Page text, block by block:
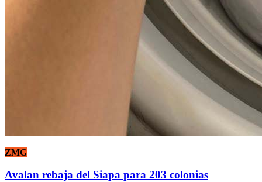
ZMG
Avalan rebaja del Siapa para 203 colonias